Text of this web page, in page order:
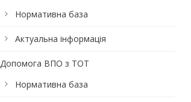
Нормативна база
Актуальна інформація
Допомога ВПО з ТОТ
Нормативна база